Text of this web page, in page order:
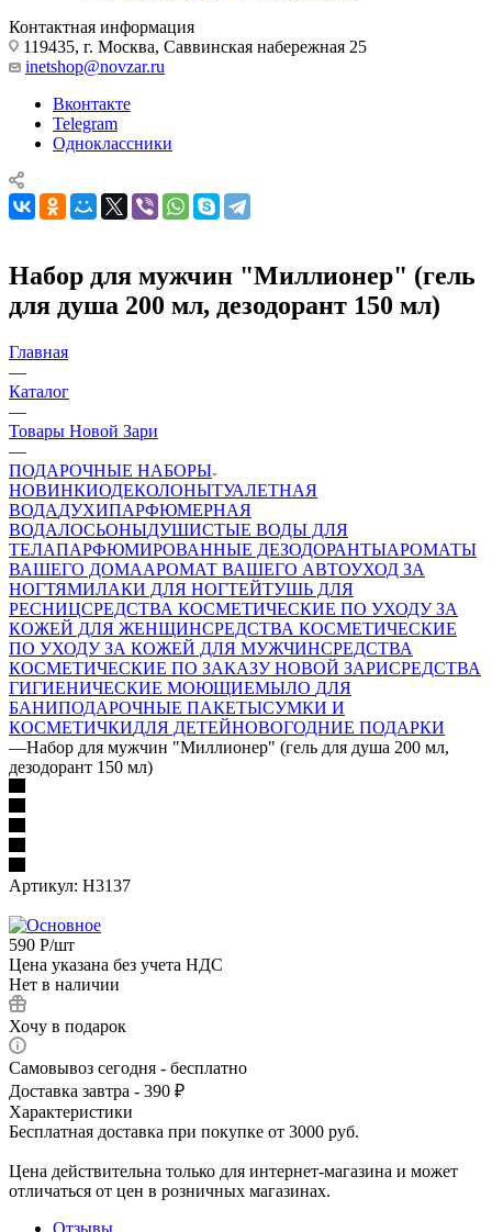
Контактная информация
119435, г. Москва, Саввинская набережная 25
inetshop@novzar.ru
Вконтакте
Telegram
Одноклассники
Набор для мужчин "Миллионер" (гель
для душа 200 мл, дезодорант 150 мл)
Главная
—
Каталог
—
Товары Новой Зари
—
ПОДАРОЧНЫЕ НАБОРЫ
НОВИНКИОДЕКОЛОНЫТУАЛЕТНАЯ
ВОДАДУХИПАРФЮМЕРНАЯ
ВОДАЛОСЬОНЫДУШИСТЫЕ ВОДЫ ДЛЯ
ТЕЛАПАРФЮМИРОВАННЫЕ ДЕЗОДОРАНТЫАРОМАТЫ
ВАШЕГО ДОМААРОМАТ ВАШЕГО АВТОУХОД ЗА
НОГТЯМИЛАКИ ДЛЯ НОГТЕЙТУШЬ ДЛЯ
РЕСНИЦСРЕДСТВА КОСМЕТИЧЕСКИЕ ПО УХОДУ ЗА
КОЖЕЙ ДЛЯ ЖЕНЩИНСРЕДСТВА КОСМЕТИЧЕСКИЕ
ПО УХОДУ ЗА КОЖЕЙ ДЛЯ МУЖЧИНСРЕДСТВА
КОСМЕТИЧЕСКИЕ ПО ЗАКАЗУ НОВОЙ ЗАРИСРЕДСТВА
ГИГИЕНИЧЕСКИЕ МОЮЩИЕМЫЛО ДЛЯ
БАНИПОДАРОЧНЫЕ ПАКЕТЫСУМКИ И
КОСМЕТИЧКИДЛЯ ДЕТЕЙНОВОГОДНИЕ ПОДАРКИ
—Набор для мужчин "Миллионер" (гель для душа 200 мл,
дезодорант 150 мл)
Артикул: Н3137
590 Р/шт
Цена указана без учета НДС
Нет в наличии
Хочу в подарок
Самовывоз сегодня - бесплатно
Доставка завтра - 390 ₽
Характеристики
Бесплатная доставка при покупке от 3000 руб.
Цена действительна только для интернет-магазина и может
отличаться от цен в розничных магазинах.
Отзывы